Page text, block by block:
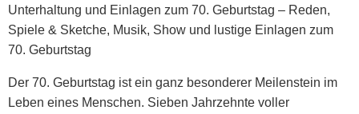
Unterhaltung und Einlagen zum 70. Geburtstag – Reden,
Spiele & Sketche, Musik, Show und lustige Einlagen zum
70. Geburtstag
Der 70. Geburtstag ist ein ganz besonderer Meilenstein im
Leben eines Menschen. Sieben Jahrzehnte voller